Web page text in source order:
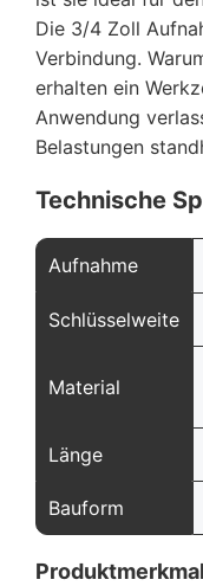
Die 3/4 Zoll
Verbindung.
erhalten ein
Anwendung
Belastungen
Technische
Aufnahme
Schlüsselweite
Material
Länge
Bauform